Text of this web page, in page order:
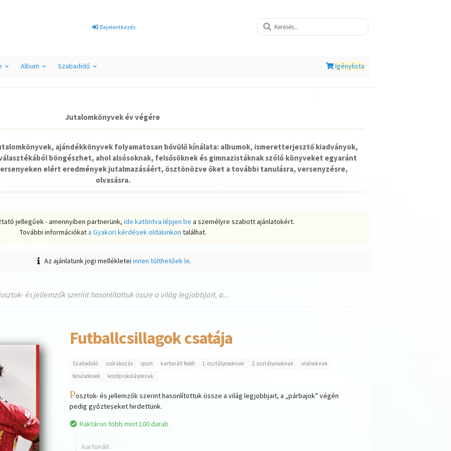
Bejelentkezés
Album Szabadidő Igénylista
Jutalomkönyvek év végére
ajándékkönyvek folyamatosan bővülő kínálata: albumok, ismeretterjesztő kiadványok,
böngészhet, ahol alsósoknak, felsősöknek és gimnazistáknak szóló könyveket egyaránt
elért eredmények jutalmazásáért, ösztönözve őket a további tanulásra, versenyzésre,
olvasásra.
jellegűek - amennyiben partnerünk,ide kattintva lépjen be a személyre szabott ajánlatokért.
További információkata Gyakori kérdések oldalunkon találhat.
Az ajánlatunk jogi mellékleteiinnen tölthetőek le.
és jellemzők szerint hasonlítottuk össze a világ legjobbjait, a...
Futballcsillagok csatája
Szabadidő szórakozás sport kartonált fedél 1. osztályosoknak 2. osztályosoknak
alsósoknak
felsősöknek
középiskolásoknak
Posztok- és jellemzők szerint hasonlítottuk össze a világ legjobbjait, a „párbajok” végén
pedig győzteseket hirdettünk.
Raktáron több mint 100 darab
kartonált